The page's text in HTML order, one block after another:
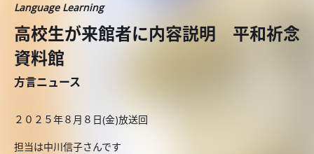
Language Learning
高校生が来館者に内容説明 平和祈念
資料館
方言ニュース
２０２５年８月８日(金)放送回
担当は中川信子さんです